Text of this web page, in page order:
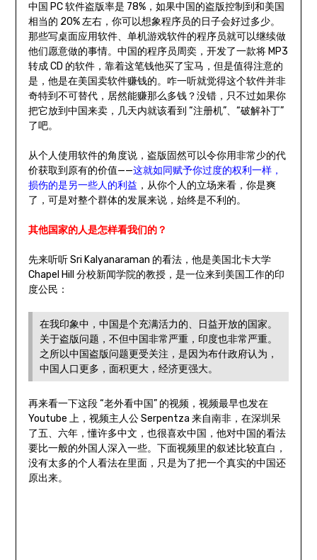
中国 PC 软件盗版率是 78%，如果中国的盗版控制到和美国
相当的 20% 左右，你可以想象程序员的日子会好过多少。
那些写桌面应用软件、单机游戏软件的程序员就可以继续做
他们愿意做的事情。中国的程序员周奕，开发了一款将 MP3
转成 CD 的软件，靠着这笔钱他买了宝马，但是值得注意的
是，他是在美国卖软件赚钱的。咋一听就觉得这个软件并非
奇特到不可替代，居然能赚那么多钱？没错，只不过如果你
把它放到中国来卖，几天内就该看到 “注册机”、“破解补丁”
了吧。
从个人使用软件的角度说，盗版固然可以令你用非常少的代
价获取到原有的价值——这就如同赋予你过度的权利一样，
损伤的是另一些人的利益 ，从你个人的立场来看，你是爽
了，可是对整个群体的发展来说，始终是不利的。
其他国家的人是怎样看我们的？
先来听听 Sri Kalyanaraman 的看法，他是美国北卡大学
Chapel Hill 分校新闻学院的教授，是一位来到美国工作的印
度公民：
在我印象中，中国是个充满活力的、日益开放的国家。
关于盗版问题，不但中国非常严重，印度也非常严重。
之所以中国盗版问题更受关注，是因为布什政府认为，
中国人口更多，面积更大，经济更强大。
再来看一下这段 “老外看中国” 的视频，视频最早也发在
Youtube 上，视频主人公 Serpentza 来自南非，在深圳呆
了五、六年，懂许多中文，也很喜欢中国，他对中国的看法
要比一般的外国人深入一些。下面视频里的叙述比较直白，
没有太多的个人看法在里面，只是为了把一个真实的中国还
原出来。